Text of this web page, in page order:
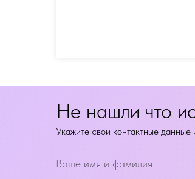
Не нашли что
Укажите свои контактные